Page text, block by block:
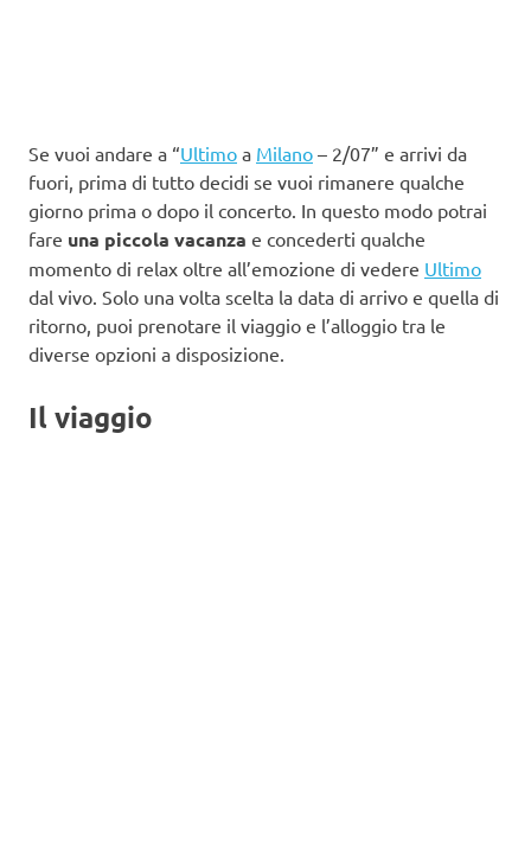
Se vuoi andare a “Ultimo a Milano – 2/07” e arrivi da
fuori, prima di tutto decidi se vuoi rimanere qualche
giorno prima o dopo il concerto. In questo modo potrai
fare una piccola vacanza e concederti qualche
momento di relax oltre all’emozione di vedere Ultimo
dal vivo. Solo una volta scelta la data di arrivo e quella di
ritorno, puoi prenotare il viaggio e l’alloggio tra le
diverse opzioni a disposizione.
Il viaggio